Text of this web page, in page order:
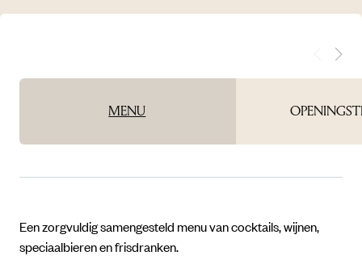
MENU
Een zorgvuldig samengesteld menu van cocktails, wijnen,
speciaalbieren en frisdranken.